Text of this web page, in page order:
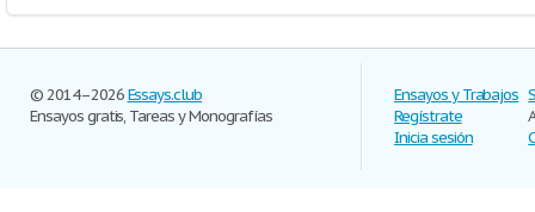
© 2014–2026Essays.club
Ensayos gratis, Tareas y Monografías
Ensayos y Trabajos
Regístrate
Inicia sesión